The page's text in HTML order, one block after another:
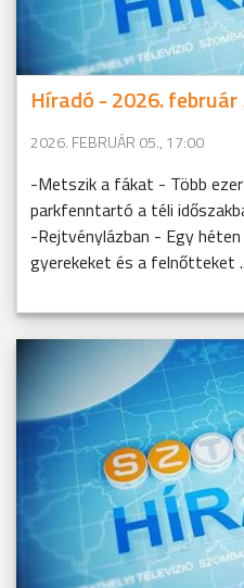
Híradó - 2026. február
2026. FEBRUÁR 05., 17:00
-Metszik a fákat - Több
parkfenntartó a téli
-Rejtvénylázban - Egy
gyerekeket és a felnőtteket